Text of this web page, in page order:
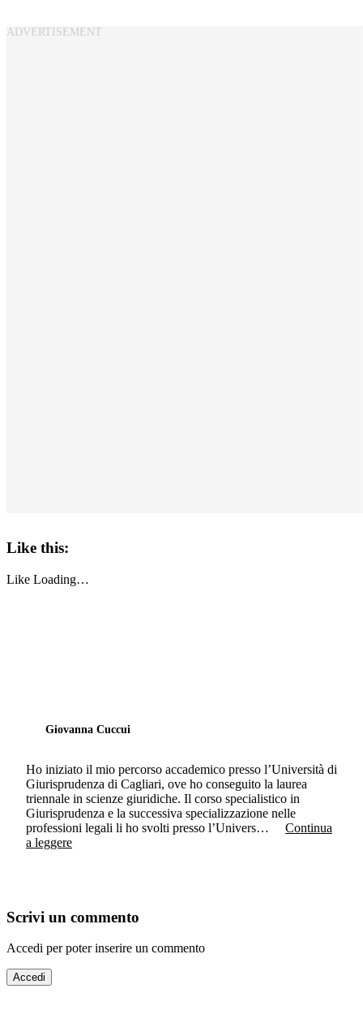
Like this:
Like Loading…
Giovanna Cuccui
Ho iniziato il mio percorso accademico presso l’Università di
Giurisprudenza di Cagliari, ove ho conseguito la laurea
triennale in scienze giuridiche. Il corso specialistico in
Giurisprudenza e la successiva specializzazione nelle
professioni legali li ho svolti presso l’Univers…
Continua
a leggere
Scrivi un commento
Accedi per poter inserire un commento
Accedi